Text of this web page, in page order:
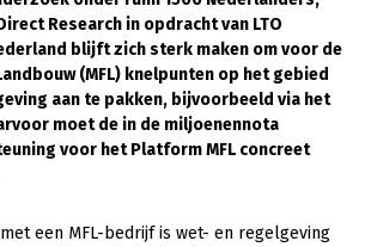
en energie
en onderwijs
Research in opdracht van LTO
blijft zich sterk maken om voor de
(MFL) knelpunten op het gebied
aan te pakken, bijvoorbeeld via het
moet de in de miljoenennota
voor het Platform MFL concreet
een MFL-bedrijf is wet- en regelgeving